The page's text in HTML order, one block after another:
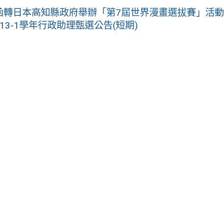
轉日本高知縣政府舉辦「第7屆世界漫畫選拔賽」活動
1學年行政助理甄選公告(短期)